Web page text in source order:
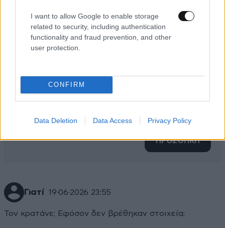
I want to allow Google to enable storage
related to security, including authentication
functionality and fraud prevention, and other
user protection.
CONFIRM
Data Deletion Data Access Privacy Policy
Διαβάστε και ακολουθήστε τους κανόνες σχολιασμού
ΠΡΟΣΘΗΚΗ
Γιατί 19·06·2026 23:55
Τον κρατάνε; Εφόσον δεν βρέθηκαν στοιχεία;